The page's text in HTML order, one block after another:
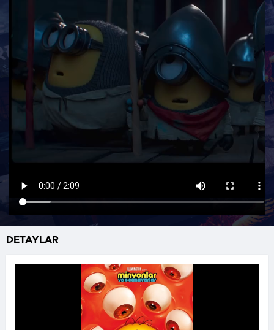
DETAYLAR